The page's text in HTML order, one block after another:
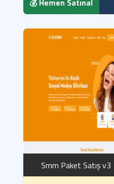
💰 Hemen Satınal
Smm Paket Satış v3